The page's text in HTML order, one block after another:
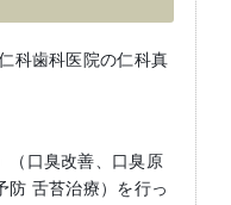
科歯科医院の仁科真
（口臭改善、口臭原
舌苔治療）を行っ